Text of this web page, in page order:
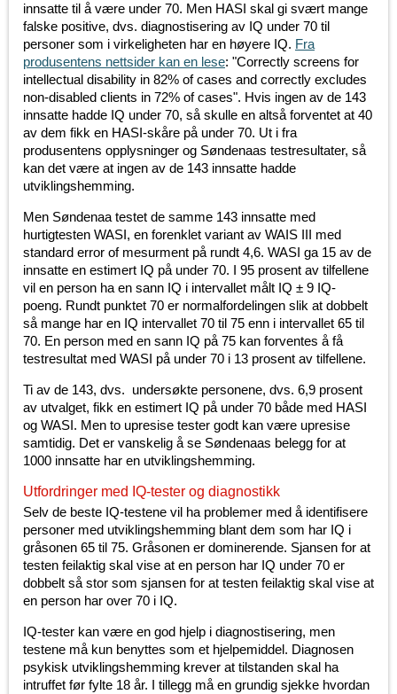
innsatte til å være under 70. Men HASI skal gi svært mange
falske positive, dvs. diagnostisering av IQ under 70 til
personer som i virkeligheten har en høyere IQ. Fra
produsentens nettsider kan en lese: "Correctly screens for
intellectual disability in 82% of cases and correctly excludes
non-disabled clients in 72% of cases". Hvis ingen av de 143
innsatte hadde IQ under 70, så skulle en altså forventet at 40
av dem fikk en HASI-skåre på under 70. Ut i fra
produsentens opplysninger og Søndenaas testresultater, så
kan det være at ingen av de 143 innsatte hadde
utviklingshemming.
Men Søndenaa testet de samme 143 innsatte med
hurtigtesten WASI, en forenklet variant av WAIS III med
standard error of mesurment på rundt 4,6. WASI ga 15 av de
innsatte en estimert IQ på under 70. I 95 prosent av tilfellene
vil en person ha en sann IQ i intervallet målt IQ ± 9 IQ-
poeng. Rundt punktet 70 er normalfordelingen slik at dobbelt
så mange har en IQ intervallet 70 til 75 enn i intervallet 65 til
70. En person med en sann IQ på 75 kan forventes å få
testresultat med WASI på under 70 i 13 prosent av tilfellene.
Ti av de 143, dvs. undersøkte personene, dvs. 6,9 prosent
av utvalget, fikk en estimert IQ på under 70 både med HASI
og WASI. Men to upresise tester godt kan være upresise
samtidig. Det er vanskelig å se Søndenaas belegg for at
1000 innsatte har en utviklingshemming.
Utfordringer med IQ-tester og diagnostikk
Selv de beste IQ-testene vil ha problemer med å identifisere
personer med utviklingshemming blant dem som har IQ i
gråsonen 65 til 75. Gråsonen er dominerende. Sjansen for at
testen feilaktig skal vise at en person har IQ under 70 er
dobbelt så stor som sjansen for at testen feilaktig skal vise at
en person har over 70 i IQ.
IQ-tester kan være en god hjelp i diagnostisering, men
testene må kun benyttes som et hjelpemiddel. Diagnosen
psykisk utviklingshemming krever at tilstanden skal ha
intruffet før fylte 18 år. I tillegg må en grundig sjekke hvordan